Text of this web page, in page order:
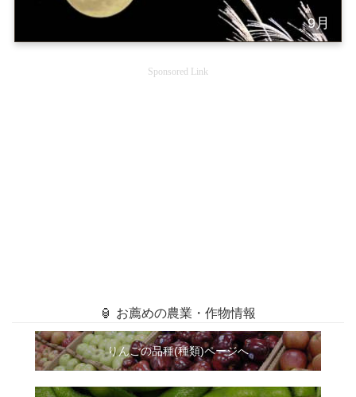
9月
Sponsored Link
🏮 お薦めの農業・作物情報
りんごの品種(種類)ページへ